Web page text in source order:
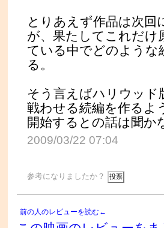
とりあえず作品は次回
が、果たしてこれだけ
ている中でどのような
る。
そう言えばハリウッド
戦わせる続編を作るよ
開始するとの話は聞か
2009/03/22 07:04
参考になりましたか？
前の人のレビューを読む←